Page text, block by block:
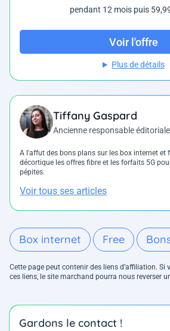
pendant 12 mois puis
Voir l'offre
Plus de détails
Tiffany Gaspard
Ancienne responsable
A l'affut des bons plans sur les box internet et
décortique les offres fibre et les forfaits 5G
pépites.
Voir tous ses articles
Box internet Free
Cette page peut contenir des liens d’affiliation. Si
ces liens, le site marchand pourra nous reverser
Gardons le contact !